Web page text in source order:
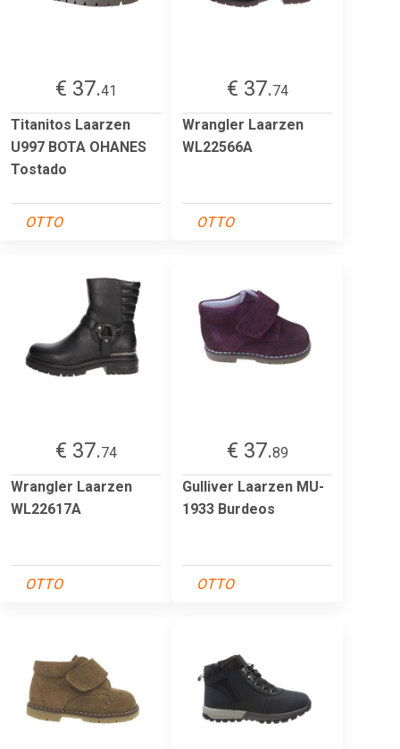
€ 37.41
Titanitos Laarzen
U997 BOTA OHANES
Tostado
OTTO
€ 37.74
Wrangler Laarzen
WL22566A
OTTO
€ 37.74
Wrangler Laarzen
WL22617A
OTTO
€ 37.89
Gulliver Laarzen MU-
1933 Burdeos
OTTO